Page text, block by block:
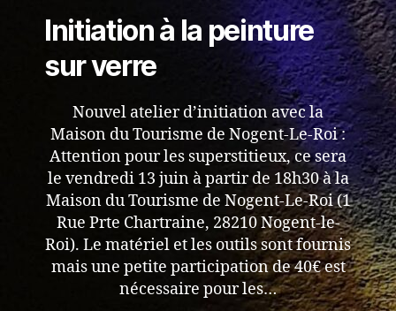
Initiation à la peinture
sur verre
Nouvel atelier d’initiation avec la
Maison du Tourisme de Nogent-Le-Roi :
Attention pour les superstitieux, ce sera
le vendredi 13 juin à partir de 18h30 à la
Maison du Tourisme de Nogent-Le-Roi (1
Rue Prte Chartraine, 28210 Nogent-le-
Roi). Le matériel et les outils sont fournis
mais une petite participation de 40€ est
nécessaire pour les…